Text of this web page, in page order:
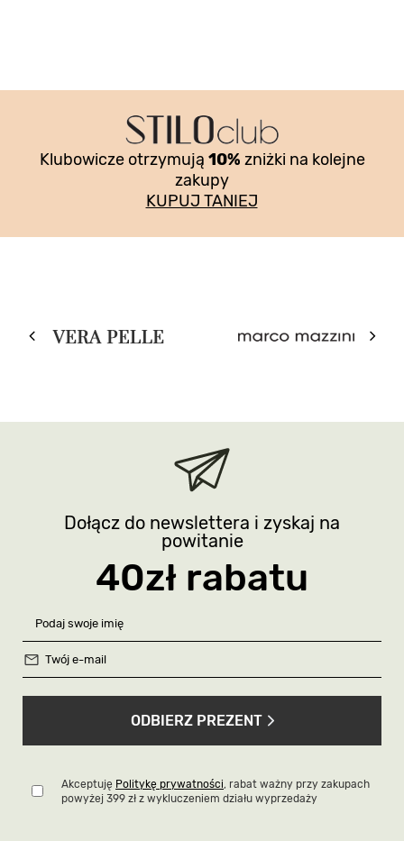
Klubowicze otrzymują 10% zniżki na kolejne
zakupy
KUPUJ TANIEJ
Dołącz do newslettera i zyskaj na
powitanie
40zł rabatu
ODBIERZ PREZENT
Akceptuję Politykę prywatności, rabat ważny przy zakupach
powyżej 399 zł z wykluczeniem działu wyprzedaży